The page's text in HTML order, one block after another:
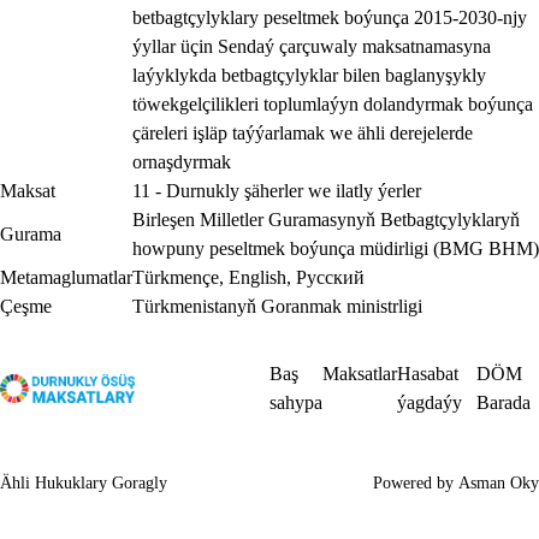
betbagtçylyklary peseltmek boýunça 2015-2030-njy
ýyllar üçin Sendaý çarçuwaly maksatnamasyna
laýyklykda betbagtçylyklar bilen baglanyşykly
töwekgelçilikleri toplumlaýyn dolandyrmak boýunça
çäreleri işläp taýýarlamak we ähli derejelerde
ornaşdyrmak
Maksat
11 - Durnukly şäherler we ilatly ýerler
Gurama
Birleşen Milletler Guramasynyň Betbagtçylyklaryň
howpuny peseltmek boýunça müdirligi (BMG BHM)
MetamaglumatlarTürkmençe, English, Русский
Çeşme
Türkmenistanyň Goranmak ministrligi
Baş
sahypa
MaksatlarHasabat
ýagdaýy
DÖM
Barada
Ähli Hukuklary Goragly Powered by Asman Oky